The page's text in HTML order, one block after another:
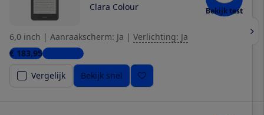
Clara Colour Bekijk test
6,0 inch | Aanraakscherm: Ja | Verlichting: Ja
€ 183,9510 winkels
Vergelijk
Bekijk snel